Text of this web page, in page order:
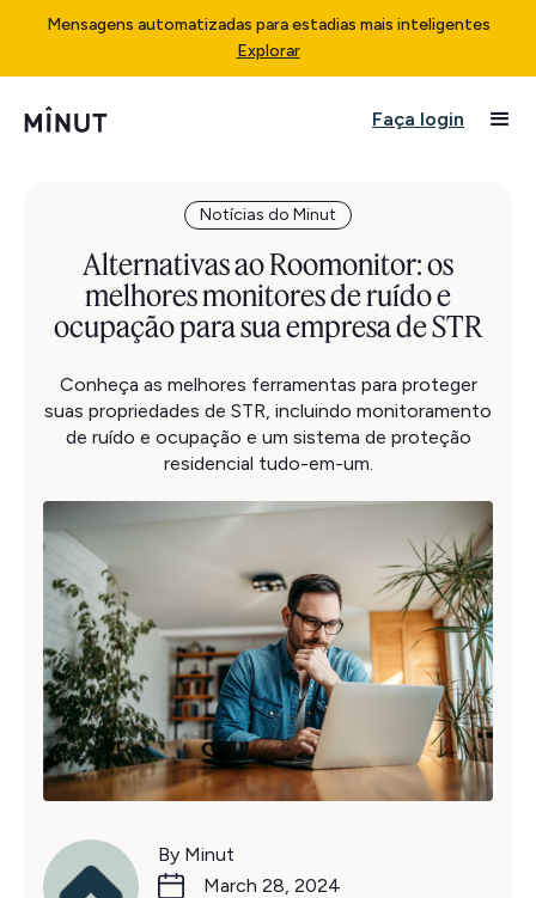
Mensagens automatizadas para estadias mais inteligentes
Explorar
Faça login
Notícias do Minut
Alternativas ao Roomonitor: os
melhores monitores de ruído e
ocupação para sua empresa de STR
Conheça as melhores ferramentas para proteger
suas propriedades de STR, incluindo monitoramento
de ruído e ocupação e um sistema de proteção
residencial tudo-em-um.
By Minut
March 28, 2024